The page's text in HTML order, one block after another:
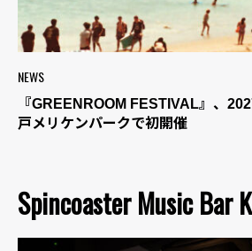
NEWS
『GREENROOM FESTIVAL』、
戸メリケンパークで初開催
Spincoaster Music Bar